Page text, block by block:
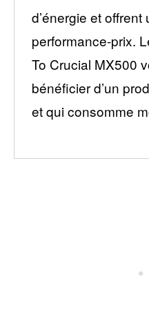
d’énergie et
performance-prix.
To Crucial MX500
bénéficier d’un
et qui consomme